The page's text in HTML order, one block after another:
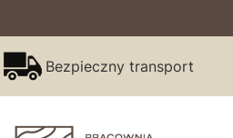
Bezpieczny transport